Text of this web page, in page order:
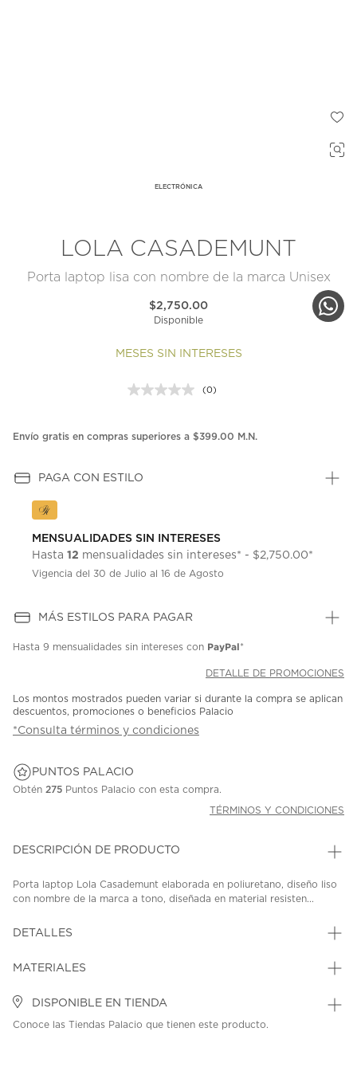
ELECTRÓNICA
LOLA CASADEMUNT
Porta laptop lisa con nombre de la marca Unisex
$2,750.00
Disponible
MESES SIN INTERESES
Sin
en
(0)
Envío gratis en compras superiores a $399.00 M.N.
PAGA CON ESTILO
MENSUALIDADES SIN INTERESES
Hasta 12 mensualidades sin intereses* - $2,750.00*
Vigencia del 30 de Julio al 16 de Agosto
MÁS ESTILOS PARA PAGAR
Hasta 9 mensualidades sin intereses con PayPal*
DETALLE DE PROMOCIONES
Los montos mostrados pueden variar si durante la compra se aplican
descuentos, promociones o beneficios Palacio
*Consulta términos y condiciones
PUNTOS PALACIO
Obtén 275 Puntos Palacio con esta compra.
TÉRMINOS Y CONDICIONES
DESCRIPCIÓN DE PRODUCTO
Porta laptop Lola Casademunt elaborada en poliuretano, diseño liso
con nombre de la marca a tono, diseñada en material resisten...
DETALLES
MATERIALES
DISPONIBLE EN TIENDA
Conoce las Tiendas Palacio que tienen este producto.